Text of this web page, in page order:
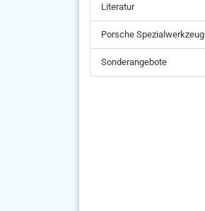
Literatur
Porsche Spezialwerkzeug
Sonderangebote